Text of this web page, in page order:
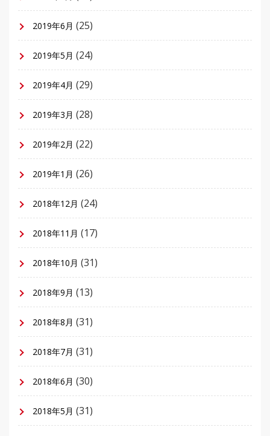
2019年6月 (25)
2019年5月 (24)
2019年4月 (29)
2019年3月 (28)
2019年2月 (22)
2019年1月 (26)
2018年12月 (24)
2018年11月 (17)
2018年10月 (31)
2018年9月 (13)
2018年8月 (31)
2018年7月 (31)
2018年6月 (30)
2018年5月 (31)